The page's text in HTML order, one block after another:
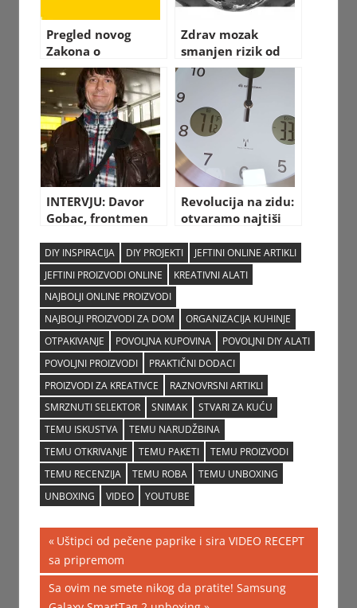
Pregled novog
Zakona o
useljavanju
kvalifikovane
radne snage u
Nemačkoj
Zdrav mozak
smanjen rizik od
Alzheimerove – 12
INTERVJU: Davor
Gobac, frontmen
Revolucija na zidu:
otvaramo najtiši
DIY INSPIRACIJA DIY PROJEKTI
JEFTINI ONLINE ARTIKLI
JEFTINI PROIZVODI ONLINE
KREATIVNI ALATI
NAJBOLJI ONLINE PROIZVODI
NAJBOLJI PROIZVODI ZA DOM
ORGANIZACIJA KUHINJE
OTPAKIVANJE
POVOLJNA KUPOVINA
POVOLJNI DIY ALATI
POVOLJNI PROIZVODI
PRAKTIČNI DODACI
PROIZVODI ZA KREATIVCE
RAZNOVRSNI ARTIKLI
SMRZNUTI SELEKTOR
SNIMAK
STVARI ZA KUĆU
TEMU ISKUSTVA
TEMU NARUDŽBINA
TEMU OTKRIVANJE
TEMU PAKETI
TEMU PROIZVODI
TEMU RECENZIJA
TEMU ROBA
TEMU UNBOXING
UNBOXING
VIDEO YOUTUBE
Post
navigation
Previous
Post:
Uštipci od pečene paprike i sira VIDEO RECEPT
sa pripremom
Next
Sa ovim ne smete nikog da pratite! Samsung